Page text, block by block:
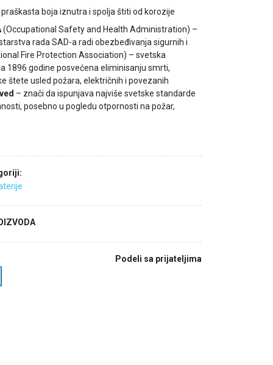
boja iznutra i spolja štiti od korozije
(Occupational Safety and Health Administration) –
rada SAD-a radi obezbeđivanja sigurnih i
Fire Protection Association) – svetska
1896 godine posvećena eliminisanju smrti,
štete usled požara, električnih i povezanih
– znači da ispunjava najviše svetske standarde
posebno u pogledu otpornosti na požar,
Podeli sa prijateljima